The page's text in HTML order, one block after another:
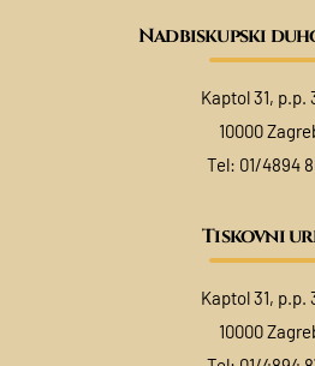
Nadbiskupski
Kaptol 31, p.p.
10000
Tel: 01/4894
Tiskovni
Kaptol 31, p.p.
10000